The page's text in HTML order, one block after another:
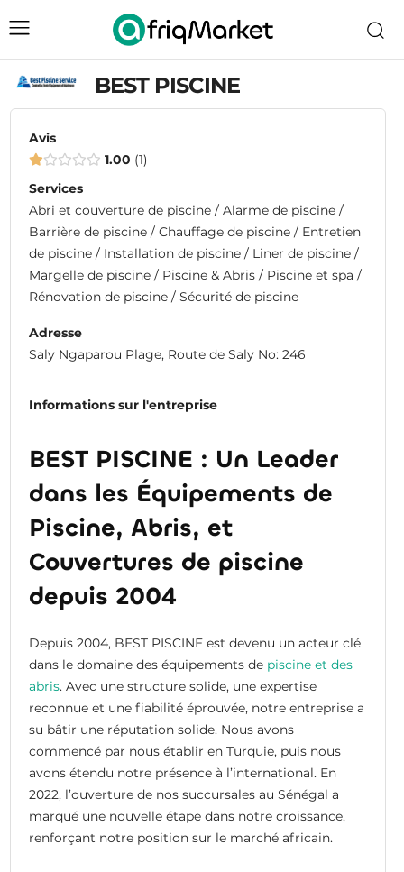
BEST PISCINE
Avis
1.00 1
Services
Abri et couverture de piscine / Alarme de piscine /
Barrière de piscine / Chauffage de piscine / Entretien
de piscine / Installation de piscine / Liner de piscine /
Margelle de piscine / Piscine & Abris / Piscine et spa /
Rénovation de piscine / Sécurité de piscine
Adresse
Saly Ngaparou Plage, Route de Saly No: 246
Informations sur l'entreprise
BEST PISCINE : Un Leader
dans les Équipements de
Piscine, Abris, et
Couvertures de piscine
depuis 2004
Depuis 2004, BEST PISCINE est devenu un acteur clé
dans le domaine des équipements de piscine et des
abris. Avec une structure solide, une expertise
reconnue et une fiabilité éprouvée, notre entreprise a
su bâtir une réputation solide. Nous avons
commencé par nous établir en Turquie, puis nous
avons étendu notre présence à l’international. En
2022, l’ouverture de nos succursales au Sénégal a
marqué une nouvelle étape dans notre croissance,
renforçant notre position sur le marché africain.